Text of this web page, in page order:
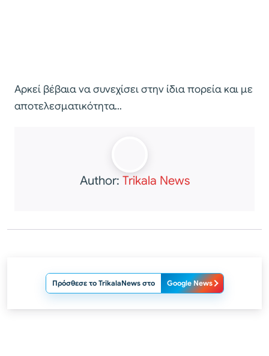
Αρκεί βέβαια να συνεχίσει στην ίδια πορεία και με
αποτελεσματικότητα…
Author: Trikala News
Πρόσθεσε το TrikalaNews στο Google News